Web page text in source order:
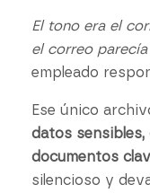
El tono era el
el correo
empleado
Ese único
datos
documentos
silencioso y